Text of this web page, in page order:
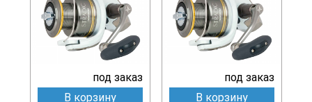
под заказ
В корзину
под заказ
В корзину